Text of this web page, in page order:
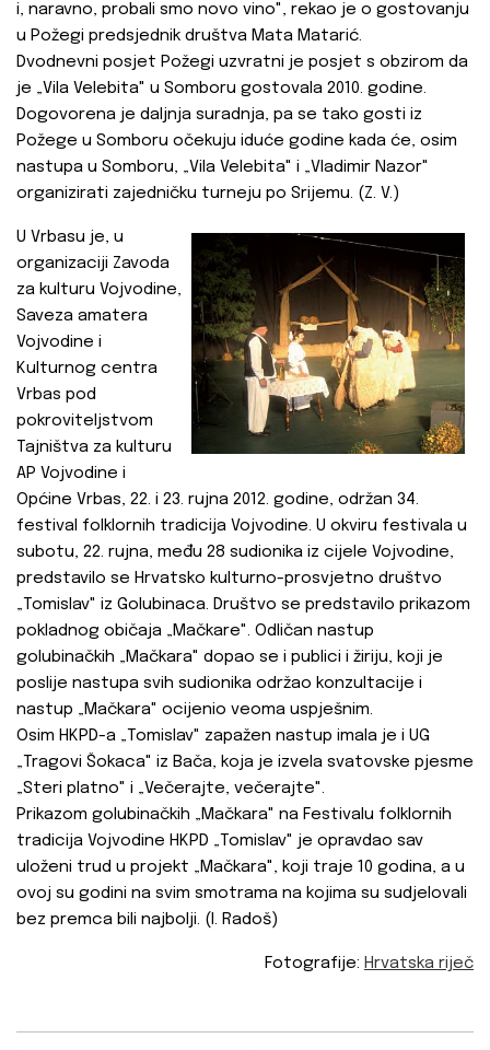
i, naravno, probali smo novo vino", rekao je o gostovanju
u Požegi predsjednik društva Mata Matarić.
Dvodnevni posjet Požegi uzvratni je posjet s obzirom da
je „Vila Velebita" u Somboru gostovala 2010. godine.
Dogovorena je daljnja suradnja, pa se tako gosti iz
Požege u Somboru očekuju iduće godine kada će, osim
nastupa u Somboru, „Vila Velebita" i „Vladimir Nazor"
organizirati zajedničku turneju po Srijemu. (Z. V.)
U Vrbasu je, u
organizaciji Zavoda
za kulturu Vojvodine,
Saveza amatera
Vojvodine i
Kulturnog centra
Vrbas pod
pokroviteljstvom
Tajništva za kulturu
AP Vojvodine i
Općine Vrbas, 22. i 23. rujna 2012. godine, održan 34.
festival folklornih tradicija Vojvodine. U okviru festivala u
subotu, 22. rujna, među 28 sudionika iz cijele Vojvodine,
predstavilo se Hrvatsko kulturno-prosvjetno društvo
„Tomislav" iz Golubinaca. Društvo se predstavilo prikazom
pokladnog običaja „Mačkare". Odličan nastup
golubinačkih „Mačkara" dopao se i publici i žiriju, koji je
poslije nastupa svih sudionika održao konzultacije i
nastup „Mačkara" ocijenio veoma uspješnim.
Osim HKPD-a „Tomislav" zapažen nastup imala je i UG
„Tragovi Šokaca" iz Bača, koja je izvela svatovske pjesme
„Steri platno" i „Večerajte, večerajte".
Prikazom golubinačkih „Mačkara" na Festivalu folklornih
tradicija Vojvodine HKPD „Tomislav" je opravdao sav
uloženi trud u projekt „Mačkara", koji traje 10 godina, a u
ovoj su godini na svim smotrama na kojima su sudjelovali
bez premca bili najbolji. (I. Radoš)
Fotografije: Hrvatska riječ